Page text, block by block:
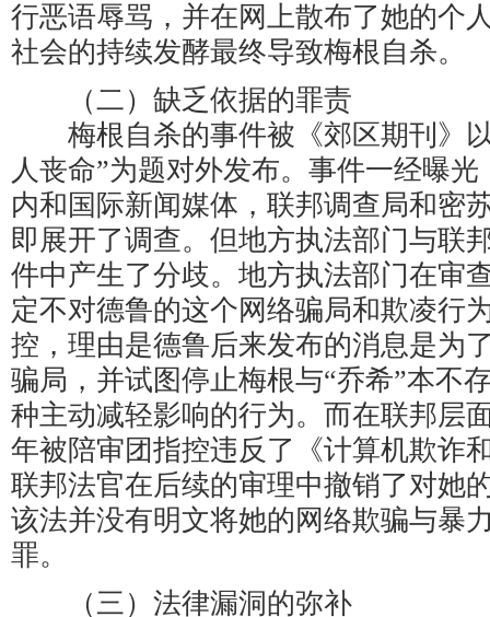
行恶语辱骂，并在网上散布了她的个
社会的持续发酵最终导致梅根自杀。
（二）缺乏依据的罪责
梅根自杀的事件被《郊区期刊》以
人丧命”为题对外发布。事件一经曝
内和国际新闻媒体，联邦调查局和密
即展开了调查。但地方执法部门与联
件中产生了分歧。地方执法部门在审
定不对德鲁的这个网络骗局和欺凌行
控，理由是德鲁后来发布的消息是为
骗局，并试图停止梅根与“乔希”本不
种主动减轻影响的行为。而在联邦层
年被陪审团指控违反了《计算机欺诈
联邦法官在后续的审理中撤销了对她
该法并没有明文将她的网络欺骗与暴
罪。
（三）法律漏洞的弥补